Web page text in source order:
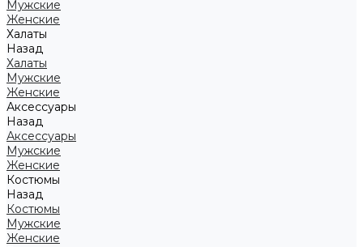
Мужские
Женские
Халаты
Назад
Халаты
Мужские
Женские
Аксессуары
Назад
Аксессуары
Мужские
Женские
Костюмы
Назад
Костюмы
Мужские
Женские